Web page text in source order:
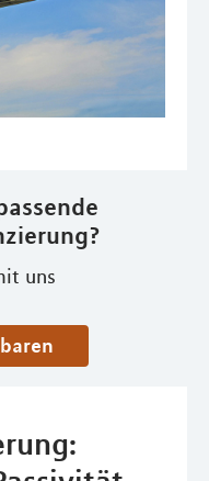
uns